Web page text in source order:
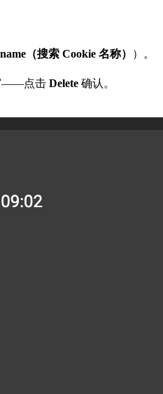
（搜索 Cookie 名称）
）。
——点击 Delete 确认。